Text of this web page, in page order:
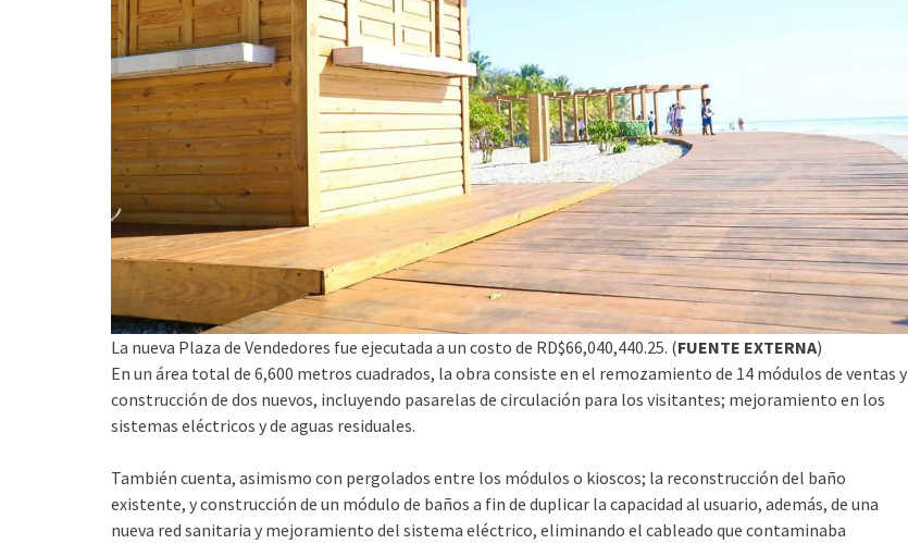
La nueva Plaza de Vendedores fue ejecutada a un costo de RD$66,040,440.25. (FUENTE EXTERNA)
En un área total de 6,600 metros cuadrados, la obra consiste en el remozamiento de 14 módulos de ventas y
construcción de dos nuevos, incluyendo pasarelas de circulación para los visitantes; mejoramiento en los
sistemas eléctricos y de aguas residuales.
También cuenta, asimismo con pergolados entre los módulos o kioscos; la reconstrucción del baño
existente, y construcción de un módulo de baños a fin de duplicar la capacidad al usuario, además, de una
nueva red sanitaria y mejoramiento del sistema eléctrico, eliminando el cableado que contaminaba